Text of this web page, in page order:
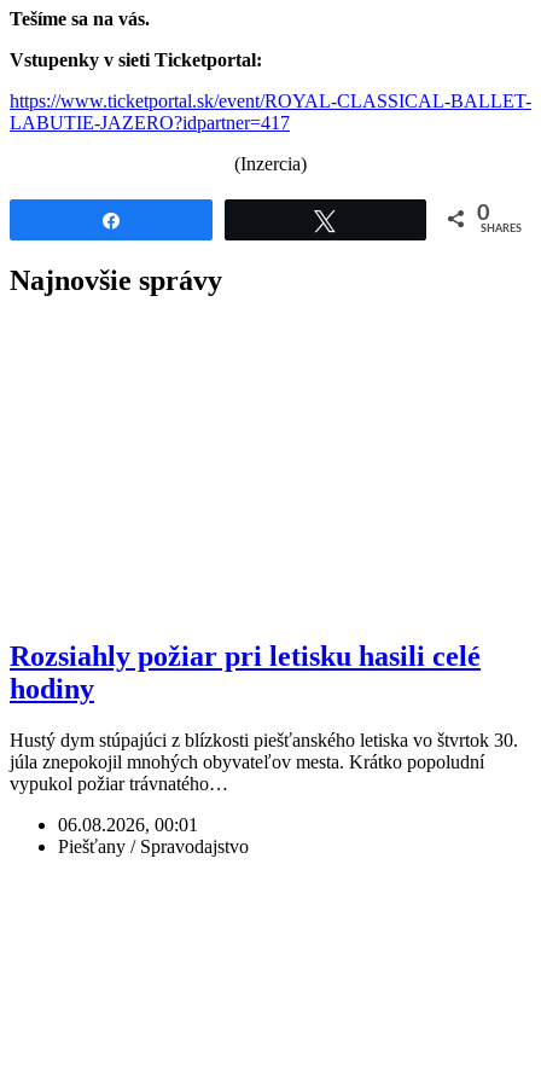
Tešíme sa na vás.
Vstupenky v sieti Ticketportal:
https://www.ticketportal.sk/event/ROYAL-CLASSICAL-BALLET-
LABUTIE-JAZERO?idpartner=417
(Inzercia)
0
SHARES
Najnovšie správy
Rozsiahly požiar pri letisku hasili celé
hodiny
Hustý dym stúpajúci z blízkosti piešťanského letiska vo štvrtok 30.
júla znepokojil mnohých obyvateľov mesta. Krátko popoludní
vypukol požiar trávnatého…
06.08.2026, 00:01
Piešťany / Spravodajstvo